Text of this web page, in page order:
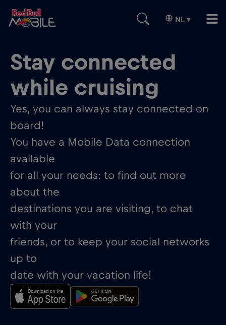
NL ▾
Stay connected
while cruising
Yes, you can always stay connected on
board!
You have a Mobile Data connection
available
for all your needs: to find out more
about the
destinations you are visiting, to chat
with your
friends, or to keep your social networks
up to
date with your vacation life!